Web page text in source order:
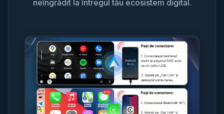
neîngrădit la întregul tău ecosistem digital.